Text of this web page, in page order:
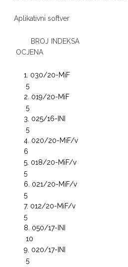
Aplikativni softver
BROJ INDEKSA
OCJENA
030/20-
5
019/20-
5
025/
5
020/20-
6
018/20-
5
021/20-
5
012/20-
5
050/
10
020/
5